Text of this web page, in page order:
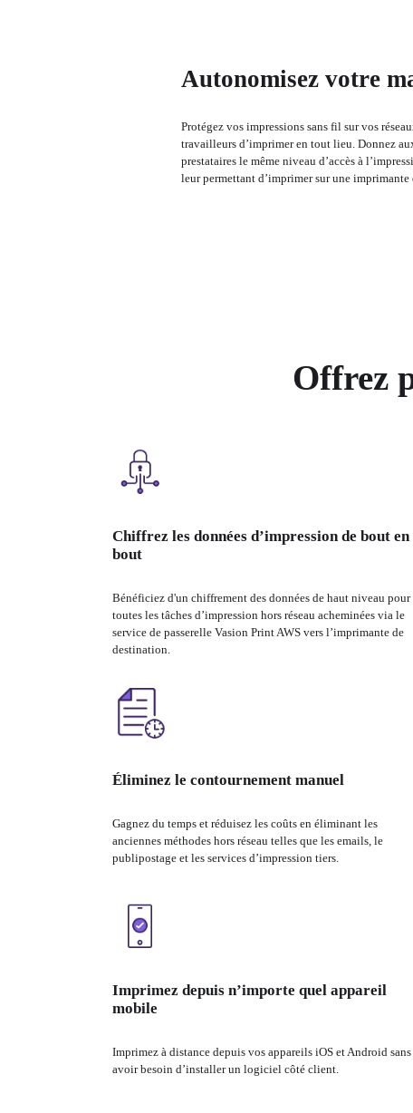
Autonomisez votre
Protégez vos impressions sans fil sur vos
travailleurs d’imprimer en tout lieu. Donnez
prestataires le même niveau d’accès à
leur permettant d’imprimer sur une imprimante
Offrez
Chiffrez les données d’impression de bout en
bout
Bénéficiez d'un chiffrement des données de haut niveau pour
toutes les tâches d’impression hors réseau acheminées via le
service de passerelle Vasion Print AWS vers l’imprimante de
destination.
Éliminez le contournement manuel
Gagnez du temps et réduisez les coûts en éliminant les
anciennes méthodes hors réseau telles que les emails, le
publipostage et les services d’impression tiers.
Imprimez depuis n’importe quel appareil
mobile
Imprimez à distance depuis vos appareils iOS et Android sans
avoir besoin d’installer un logiciel côté client.